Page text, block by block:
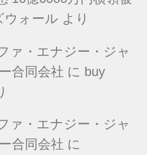
ウォール より
ァ・エナジー・ジャ
合同会社 に buy
ァ・エナジー・ジャ
合同会社 に